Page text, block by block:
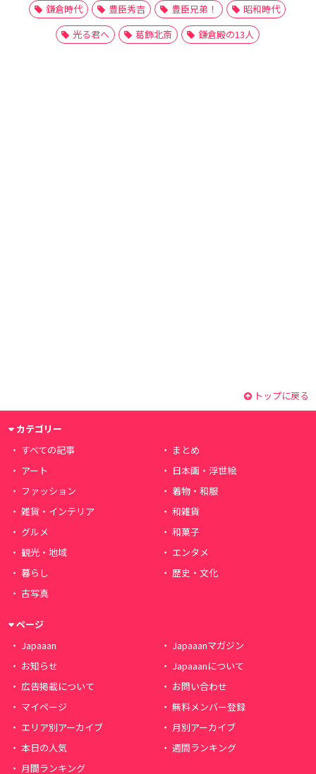
鎌倉時代
豊臣秀吉 豊臣兄弟！
昭和時代
光る君へ
葛飾北斎 鎌倉殿の13人
トップに戻る
カテゴリー
すべての記事
まとめ
アート
日本画・浮世絵
ファッション
着物・和服
雑貨・インテリア
和雑貨
グルメ
和菓子
観光・地域
エンタメ
暮らし
歴史・文化
古写真
ページ
Japaaan
Japaaanマガジン
お知らせ
Japaaanについて
広告掲載について
お問い合わせ
マイページ
無料メンバー登録
エリア別アーカイブ
月別アーカイブ
本日の人気
週間ランキング
月間ランキング